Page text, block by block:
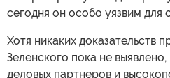
сегодня он особо уязвим для
Хотя никаких доказательств
Зеленского пока не
деловых партнеров и